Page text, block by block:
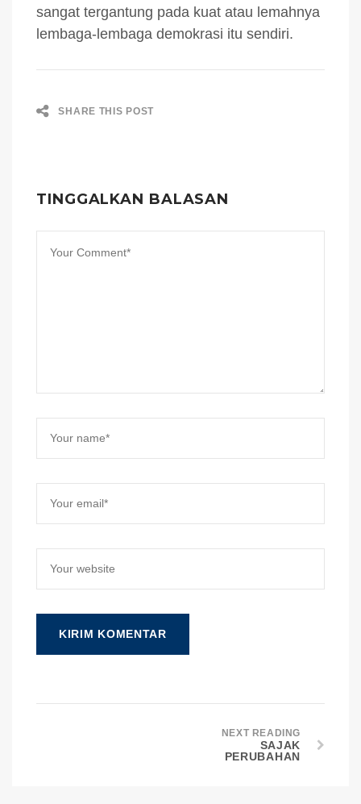
sangat tergantung pada kuat atau lemahnya
lembaga-lembaga demokrasi itu sendiri.
SHARE THIS POST
TINGGALKAN BALASAN
NEXT READING
SAJAK
PERUBAHAN